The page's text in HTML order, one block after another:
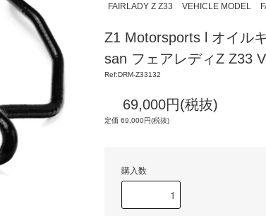
FAIRLADY Z Z33
VEHICLE MODEL
Z1 Motorsports l オイル
san フェアレディZ Z33
Ref:DRM-Z33132
69,000円(税抜)
定価 69,000円(税抜)
購入数